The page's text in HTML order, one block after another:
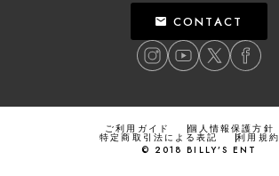
CONTACT
ご利用ガイド 個人情報保護方針
特定商取引法による表記
利用規約
© 2018 BILLY’S ENT